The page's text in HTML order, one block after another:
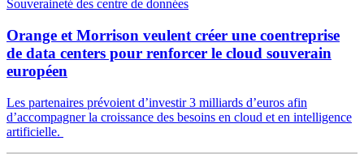
Souveraineté des centre de données
Orange et Morrison veulent créer une coentreprise
de data centers pour renforcer le cloud souverain
européen
Les partenaires prévoient d’investir 3 milliards d’euros afin
d’accompagner la croissance des besoins en cloud et en intelligence
artificielle.